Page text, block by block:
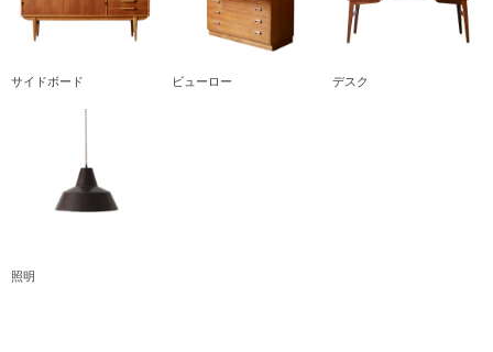
サイドボード ビューロー デスク
照明